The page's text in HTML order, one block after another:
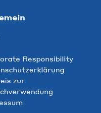
Responsibility
zur